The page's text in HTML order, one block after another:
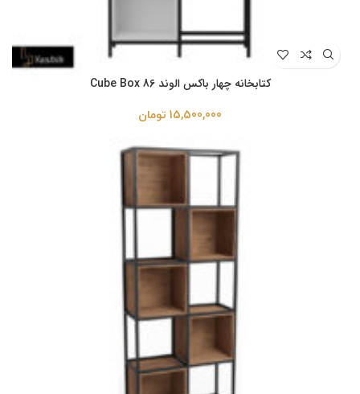
کتابخانه چهار باکس الوند Cube Box 86
15,500,000 تومان